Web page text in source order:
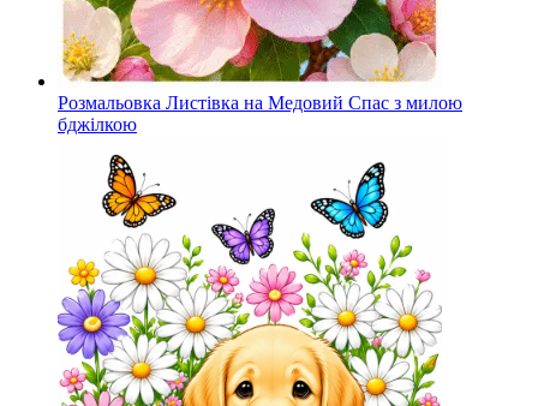
Розмальовка Листівка на Медовий Спас з милою
бджілкою